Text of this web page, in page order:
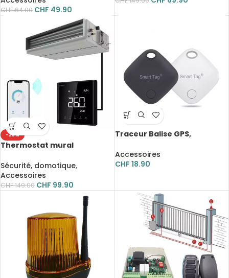
CHF64.00 CHF 49.90
-33%
Thermostat mural
compatible climatisation
Daikin, Hitachi, Mitsubishi et
Hisense
Sécurité, domotique,
Accessoires
CHF149.00 CHF 99.90
Traceur Balise GPS,
perte, Find My, Apple
HomeKit
Accessoires
CHF 18.90